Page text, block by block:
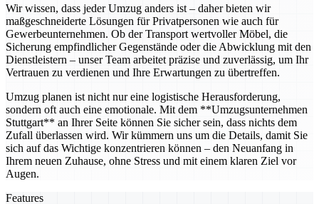
Wir wissen, dass jeder Umzug anders ist – daher bieten wir
maßgeschneiderte Lösungen für Privatpersonen wie auch für
Gewerbeunternehmen. Ob der Transport wertvoller Möbel, die
Sicherung empfindlicher Gegenstände oder die Abwicklung mit den
Dienstleistern – unser Team arbeitet präzise und zuverlässig, um Ihr
Vertrauen zu verdienen und Ihre Erwartungen zu übertreffen.
Umzug planen ist nicht nur eine logistische Herausforderung,
sondern oft auch eine emotionale. Mit dem **Umzugsunternehmen
Stuttgart** an Ihrer Seite können Sie sicher sein, dass nichts dem
Zufall überlassen wird. Wir kümmern uns um die Details, damit Sie
sich auf das Wichtige konzentrieren können – den Neuanfang in
Ihrem neuen Zuhause, ohne Stress und mit einem klaren Ziel vor
Augen.
Features